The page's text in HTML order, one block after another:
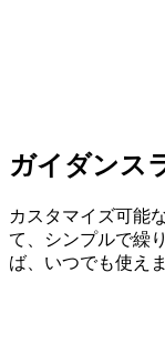
スマート地形適応
ガイダンス
カスタマイズ可能
て、シンプルで繰
ば、いつでも使えま